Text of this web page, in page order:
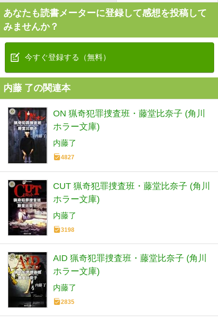
あなたも読書メーターに登録して感想を投稿して
みませんか？
今すぐ登録する（無料）
内藤 了の関連本
ON 猟奇犯罪捜査班・藤堂比奈子 (角川
ホラー文庫)
内藤了
4827
CUT 猟奇犯罪捜査班・藤堂比奈子 (角川
ホラー文庫)
内藤了
3198
AID 猟奇犯罪捜査班・藤堂比奈子 (角川
ホラー文庫)
内藤了
2835